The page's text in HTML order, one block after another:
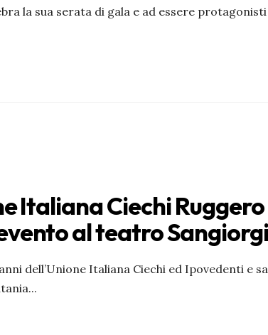
la sua serata di gala e ad essere
Italiana Ciechi
al teatro
dell’Unione Italiana Ciechi ed Ipovedenti e
...